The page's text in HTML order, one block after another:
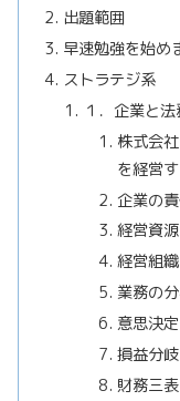
出題範囲
早速勉強を始め
ストラテジ系
１．企業と法
株式会
を経営す
企業の
経営資源
経営組織
業務の
意思決
損益分
財務三表